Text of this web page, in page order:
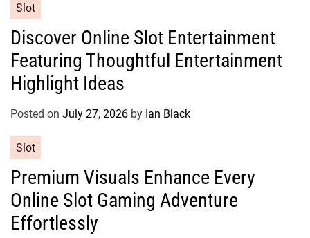
s
a
e
g
o
r
s
Slot
Discover Online Slot Entertainment
Featuring Thoughtful Entertainment
Highlight Ideas
Posted on July 27, 2026 by Ian Black
a
e
g
o
Slot
Premium Visuals Enhance Every
Online Slot Gaming Adventure
Effortlessly